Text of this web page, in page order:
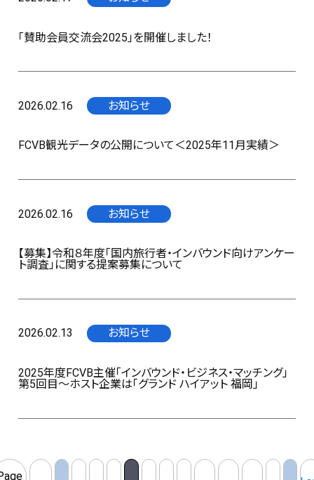
「賛助会員交流会2025」を開催しました！
2026.02.16 お知らせ
FCVB観光データの公開について＜2025年11月実績＞
2026.02.16 お知らせ
【募集】令和８年度「国内旅行者・インバウンド向けアンケー
ト調査」に関する提案募集について
2026.02.13 お知らせ
2025年度FCVB主催「インバウンド・ビジネス・マッチング」
第5回目～ホスト企業は「グランド ハイアット 福岡」